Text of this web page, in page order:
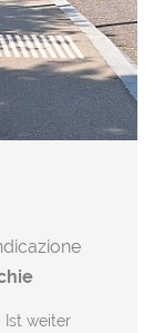
Ist weiter